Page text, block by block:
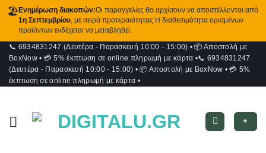
🏖️ Ενημέρωση διακοπών:Οι παραγγελίες θα αρχίσουν να αποστέλλονται από
1η Σεπτεμβρίου, με σειρά προτεραιότητας.Η διαθεσιμότητα ορισμένων
προϊόντων ενδέχεται να μεταβληθεί.
Μετάβαση
στο
περιεχόμενο
📞 6934831247 (Δευτέρα - Παρασκευή 10:00 - 15:00) • 📦 Αποστολή με
BoxNow • 💳 5% έκπτωση σε online πληρωμή με κάρτα •📞 6934831247
(Δευτέρα - Παρασκευή 10:00 - 15:00) • 📦 Αποστολή με BoxNow • 💳 5%
έκπτωση σε online πληρωμή με κάρτα •
+